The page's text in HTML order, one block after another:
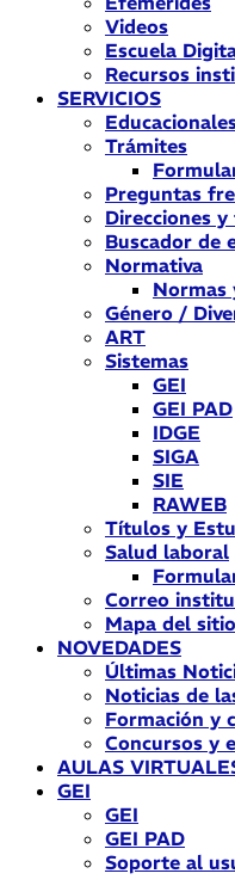
Videos
Escuela
Recursos
SERVICIOS
Trámites
Preguntas
Direcciones
Buscador de
Normativa
Normas
Género /
ART
Sistemas
GEI
GEI PAD
IDGE
SIGA
SIE
RAWEB
Títulos y
Salud laboral
Correo
Mapa del sitio
NOVEDADES
Últimas
Noticias de
Formación y
Concursos y
AULAS
GEI
GEI
GEI PAD
Soporte al